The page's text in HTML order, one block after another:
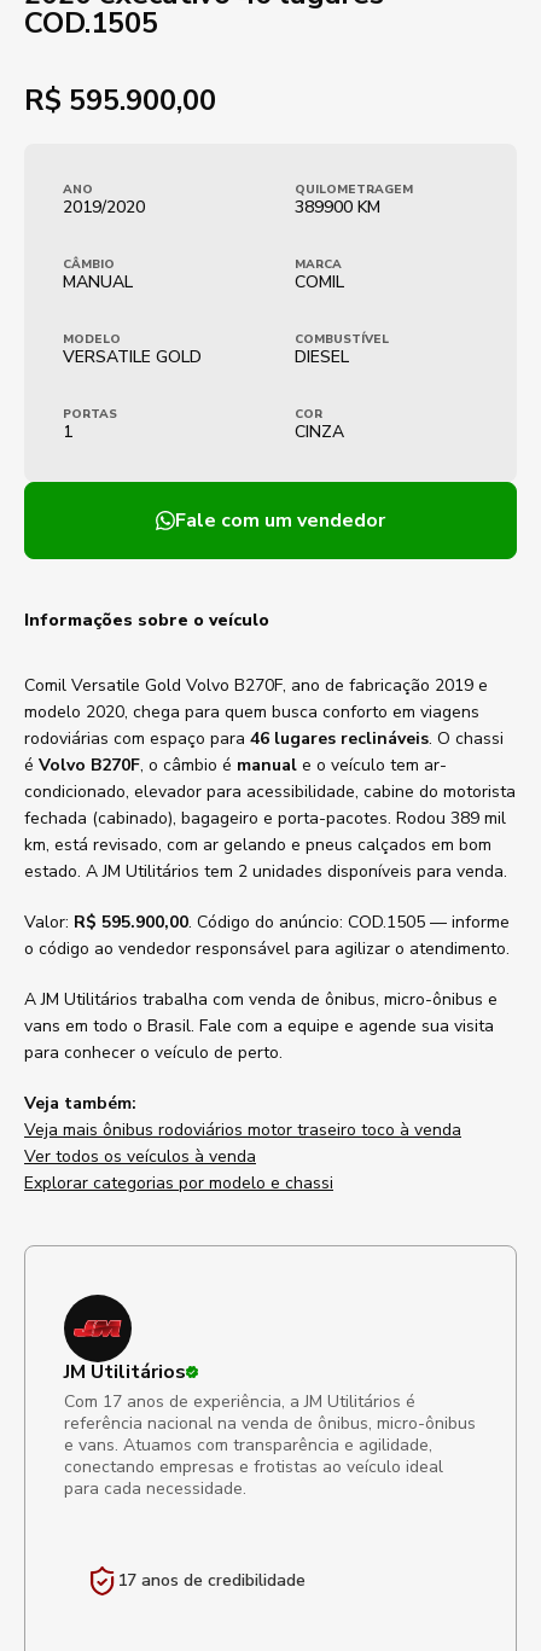
COD.1505
R$ 595.900,00
ANO
2019/2020
QUILOMETRAGEM
389900 KM
CÂMBIO
MANUAL
MARCA
COMIL
MODELO
VERSATILE GOLD
COMBUSTÍVEL
DIESEL
PORTAS
1
COR
CINZA
Fale com um vendedor
Informações sobre o veículo
Comil Versatile Gold Volvo B270F, ano de fabricação 2019 e
modelo 2020, chega para quem busca conforto em viagens
rodoviárias com espaço para 46 lugares reclináveis. O chassi
é Volvo B270F, o câmbio é manual e o veículo tem ar-
condicionado, elevador para acessibilidade, cabine do motorista
fechada (cabinado), bagageiro e porta-pacotes. Rodou 389 mil
km, está revisado, com ar gelando e pneus calçados em bom
estado. A JM Utilitários tem 2 unidades disponíveis para venda.
Valor: R$ 595.900,00. Código do anúncio: COD.1505 — informe
o código ao vendedor responsável para agilizar o atendimento.
A JM Utilitários trabalha com venda de ônibus, micro-ônibus e
vans em todo o Brasil. Fale com a equipe e agende sua visita
para conhecer o veículo de perto.
Veja também:
Veja mais ônibus rodoviários motor traseiro toco à venda
Ver todos os veículos à venda
Explorar categorias por modelo e chassi
JM Utilitários
Com 17 anos de experiência, a JM Utilitários é
referência nacional na venda de ônibus, micro-ônibus
e vans. Atuamos com transparência e agilidade,
conectando empresas e frotistas ao veículo ideal
para cada necessidade.
17 anos de credibilidade